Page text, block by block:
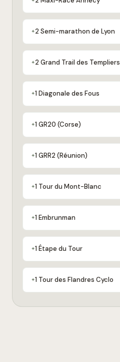
2 Semi-marathon de Lyon
2 Grand Trail des Templiers
1 Diagonale des Fous
1 GR20 (Corse)
1 GRR2 (Réunion)
1 Tour du Mont-Blanc
1 Embrunman
1 Étape du Tour
1 Tour des Flandres Cyclo